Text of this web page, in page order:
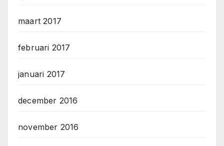
maart 2017
februari 2017
januari 2017
december 2016
november 2016